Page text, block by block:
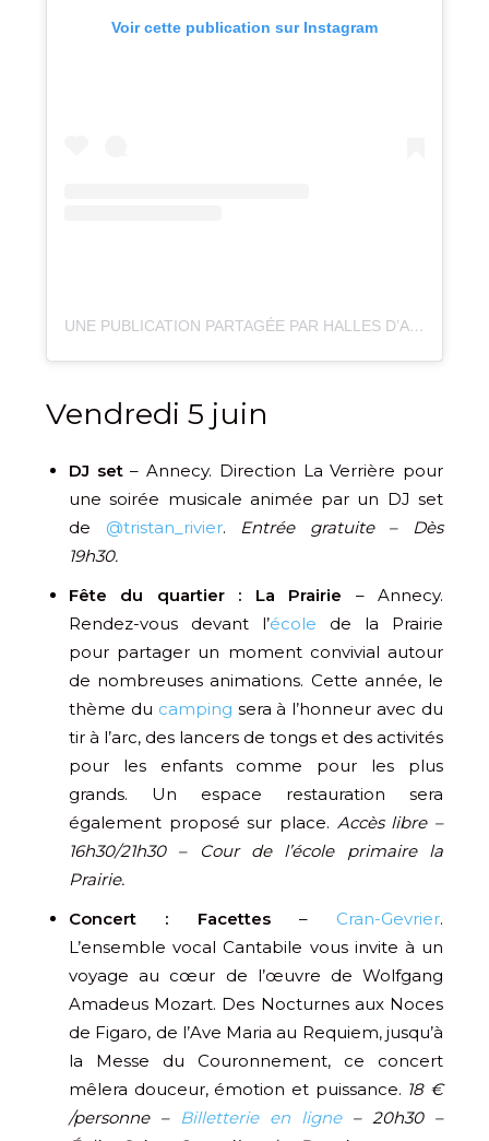
Voir cette publication sur Instagram
UNE PUBLICATION PARTAGÉE PAR HALLES D’ANNECY (@BILTOKIANNECY)
Vendredi 5 juin
DJ set– Annecy. Direction La Verrière pour
une soirée musicale animée par un DJ set
de @tristan_rivier. Entrée gratuite – Dès
19h30.
Fête du quartier : La Prairie – Annecy.
Rendez-vous devant l’école de la Prairie
pour partager un moment convivial autour
de nombreuses animations. Cette année, le
thème du camping sera à l’honneur avec du
tir à l’arc, des lancers de tongs et des activités
pour les enfants comme pour les plus
grands. Un espace restauration sera
également proposé sur place. Accès libre –
16h30/21h30 – Cour de l’école primaire la
Prairie.
Concert : Facettes– Cran-Gevrier.
L’ensemble vocal Cantabile vous invite à un
voyage au cœur de l’œuvre de Wolfgang
Amadeus Mozart. Des Nocturnes aux Noces
de Figaro, de l’Ave Maria au Requiem, jusqu’à
la Messe du Couronnement, ce concert
mêlera douceur, émotion et puissance. 18 €
/personne – Billetterie en ligne– 20h30 –